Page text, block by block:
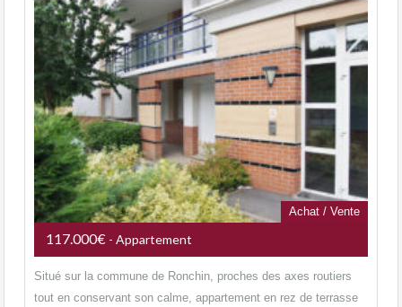
Achat / Vente
117.000€ - Appartement
Situé sur la commune de Ronchin, proches des axes routiers
tout en conservant son calme, appartement en rez de terrasse